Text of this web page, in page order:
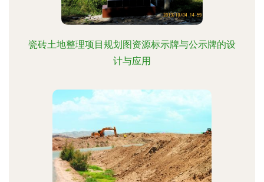
瓷砖土地整理项目规划图资源标示牌与公示牌的设
计与应用